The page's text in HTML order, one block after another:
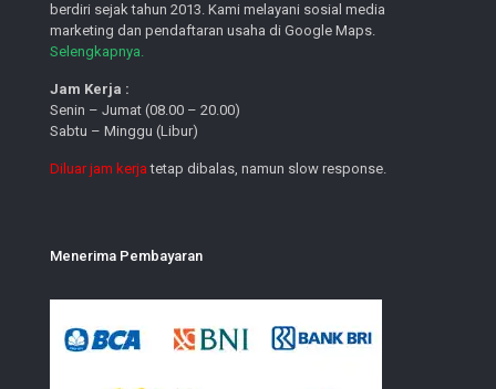
berdiri sejak tahun 2013. Kami melayani sosial media
marketing dan pendaftaran usaha di Google Maps.
Selengkapnya.
Jam Kerja :
Senin – Jumat (08.00 – 20.00)
Sabtu – Minggu (Libur)
Diluar jam kerja tetap dibalas, namun slow response.
Menerima Pembayaran